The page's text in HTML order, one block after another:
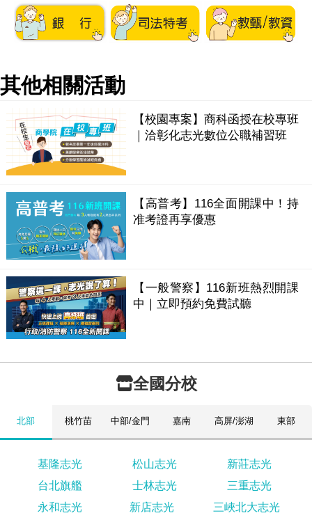
其他相關活動
【校園專案】商科函授在校專班
｜洽彰化志光數位公職補習班
【高普考】116全面開課中！持
准考證再享優惠
【一般警察】116新班熱烈開課
中｜立即預約免費試聽
全國分校
北部 桃竹苗 中部/金門 嘉南 高屏/澎湖 東部
基隆志光 松山志光
新莊志光
台北旗艦
士林志光
三重志光
永和志光
新店志光 三峽北大志光